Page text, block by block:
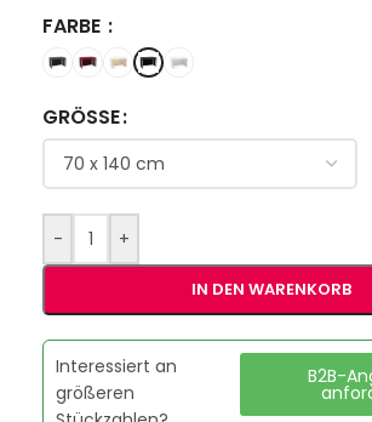
FARBE
GRÖSSE
- +
IN DEN WARENKORB
Interessiert an
größeren
B2B-